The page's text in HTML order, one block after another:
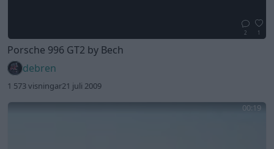
2 1
Porsche 996 GT2 by Bech
debren
1 573 visningar21 juli 2009
00:19